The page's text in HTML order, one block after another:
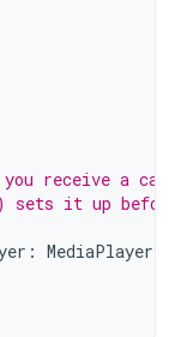
you receive a
sets it up
: MediaPlayer